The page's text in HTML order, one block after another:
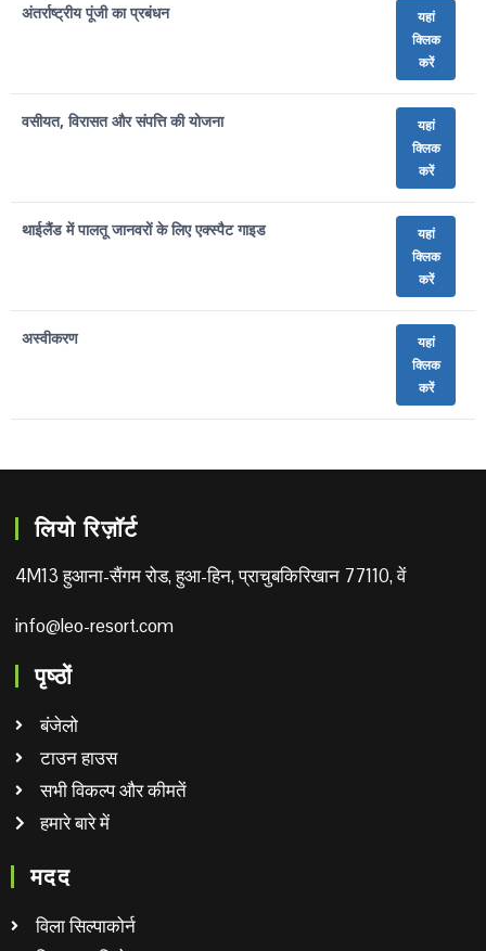
अंतर्राष्ट्रीय पूंजी का प्रबंधन
यहां
क्लिक
करें
वसीयत, विरासत और संपत्ति की योजना
यहां
क्लिक
करें
थाईलैंड में पालतू जानवरों के लिए एक्स्पैट गाइड
यहां
क्लिक
करें
अस्वीकरण
यहां
क्लिक
करें
लियो रिज़ॉर्ट
4M13 हुआना-सैंगम रोड, हुआ-हिन, प्राचुबकिरिखान 77110, वें
info@leo-resort.com
पृष्ठों
बंजेलो
टाउन हाउस
सभी विकल्प और कीमतें
हमारे बारे में
मदद
विला सिल्पाकोर्न